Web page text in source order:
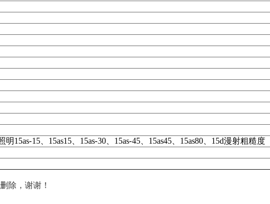
15as-15、15as15、15as-30、15as-45、15as45、15as80、15d漫射粗糙度
除，谢谢！